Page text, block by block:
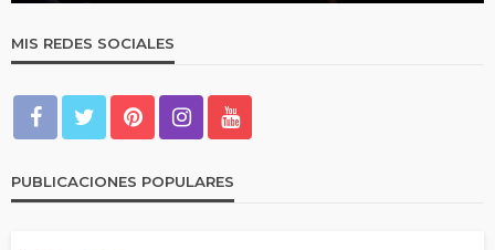
MIS REDES SOCIALES
PUBLICACIONES POPULARES